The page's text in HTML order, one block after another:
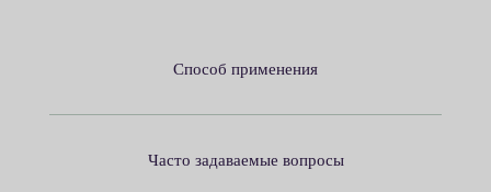
Способ применения
Часто задаваемые вопросы